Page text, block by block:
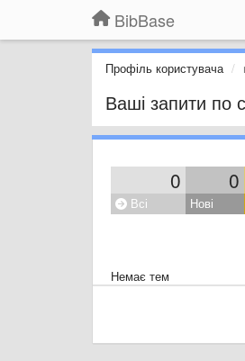
BibBase
Профіль користувача
Ваші запити по
0 0
Всі Нові
Немає тем